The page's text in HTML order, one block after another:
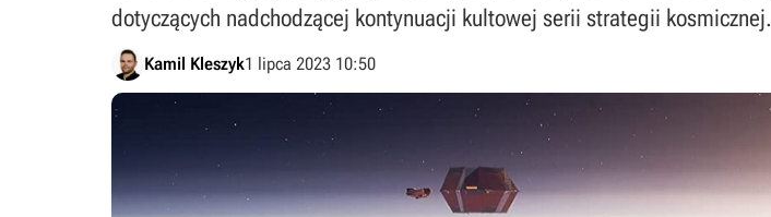
dotyczących nadchodzącej kontynuacji kultowej serii strategii kosmicznej.
Kamil Kleszyk1 lipca 2023 10:50